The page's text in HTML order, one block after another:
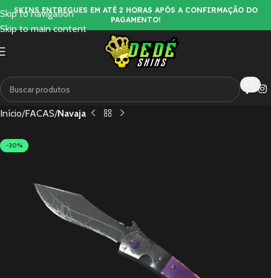
Skip to navigation
Skip to main content
SKINS ENTREGUES EM ATÉ 2 HORAS APÓS A CONFIRMAÇÃO DO
PAGAMENTO!
Início FACAS Navaja
-30%